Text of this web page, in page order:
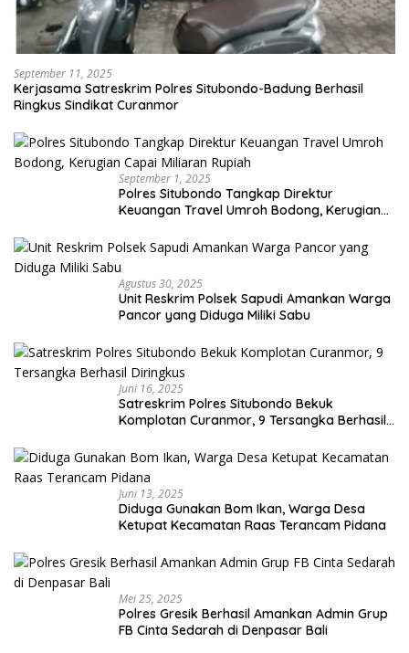
September 11, 2025
Kerjasama Satreskrim Polres Situbondo-Badung Berhasil
Ringkus Sindikat Curanmor
September 1, 2025
Polres Situbondo Tangkap Direktur
Keuangan Travel Umroh Bodong, Kerugian
Agustus 30, 2025
Unit Reskrim Polsek Sapudi Amankan Warga
Pancor yang Diduga Miliki Sabu
Juni 16, 2025
Satreskrim Polres Situbondo Bekuk
Komplotan Curanmor, 9 Tersangka Berhasil
Juni 13, 2025
Diduga Gunakan Bom Ikan, Warga Desa
Ketupat Kecamatan Raas Terancam Pidana
Mei 25, 2025
Polres Gresik Berhasil Amankan Admin Grup
FB Cinta Sedarah di Denpasar Bali